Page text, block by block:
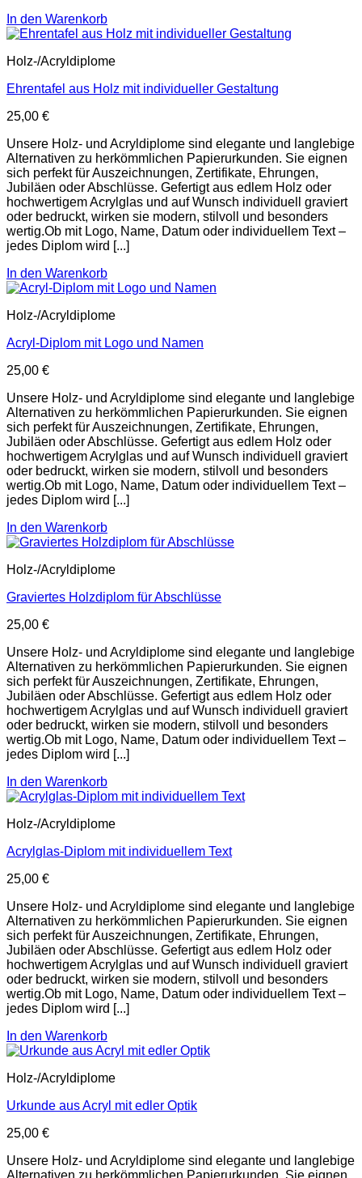
In den Warenkorb
Holz-/Acryldiplome
Ehrentafel aus Holz mit individueller Gestaltung
25,00 €
Unsere Holz- und Acryldiplome sind elegante und langlebige
Alternativen zu herkömmlichen Papierurkunden. Sie eignen
sich perfekt für Auszeichnungen, Zertifikate, Ehrungen,
Jubiläen oder Abschlüsse. Gefertigt aus edlem Holz oder
hochwertigem Acrylglas und auf Wunsch individuell graviert
oder bedruckt, wirken sie modern, stilvoll und besonders
wertig.Ob mit Logo, Name, Datum oder individuellem Text –
jedes Diplom wird [...]
In den Warenkorb
Holz-/Acryldiplome
Acryl-Diplom mit Logo und Namen
25,00 €
Unsere Holz- und Acryldiplome sind elegante und langlebige
Alternativen zu herkömmlichen Papierurkunden. Sie eignen
sich perfekt für Auszeichnungen, Zertifikate, Ehrungen,
Jubiläen oder Abschlüsse. Gefertigt aus edlem Holz oder
hochwertigem Acrylglas und auf Wunsch individuell graviert
oder bedruckt, wirken sie modern, stilvoll und besonders
wertig.Ob mit Logo, Name, Datum oder individuellem Text –
jedes Diplom wird [...]
In den Warenkorb
Holz-/Acryldiplome
Graviertes Holzdiplom für Abschlüsse
25,00 €
Unsere Holz- und Acryldiplome sind elegante und langlebige
Alternativen zu herkömmlichen Papierurkunden. Sie eignen
sich perfekt für Auszeichnungen, Zertifikate, Ehrungen,
Jubiläen oder Abschlüsse. Gefertigt aus edlem Holz oder
hochwertigem Acrylglas und auf Wunsch individuell graviert
oder bedruckt, wirken sie modern, stilvoll und besonders
wertig.Ob mit Logo, Name, Datum oder individuellem Text –
jedes Diplom wird [...]
In den Warenkorb
Holz-/Acryldiplome
Acrylglas-Diplom mit individuellem Text
25,00 €
Unsere Holz- und Acryldiplome sind elegante und langlebige
Alternativen zu herkömmlichen Papierurkunden. Sie eignen
sich perfekt für Auszeichnungen, Zertifikate, Ehrungen,
Jubiläen oder Abschlüsse. Gefertigt aus edlem Holz oder
hochwertigem Acrylglas und auf Wunsch individuell graviert
oder bedruckt, wirken sie modern, stilvoll und besonders
wertig.Ob mit Logo, Name, Datum oder individuellem Text –
jedes Diplom wird [...]
In den Warenkorb
Holz-/Acryldiplome
Urkunde aus Acryl mit edler Optik
25,00 €
Unsere Holz- und Acryldiplome sind elegante und langlebige